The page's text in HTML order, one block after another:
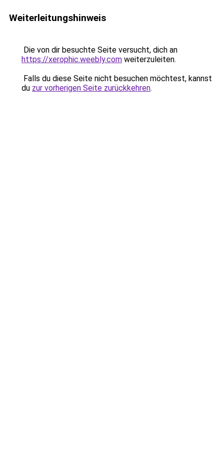
Weiterleitungshinweis
Die von dir besuchte Seite versucht, dich an
https://xerophic.weebly.com weiterzuleiten.
Falls du diese Seite nicht besuchen möchtest, kannst
du zur vorherigen Seite zurückkehren.